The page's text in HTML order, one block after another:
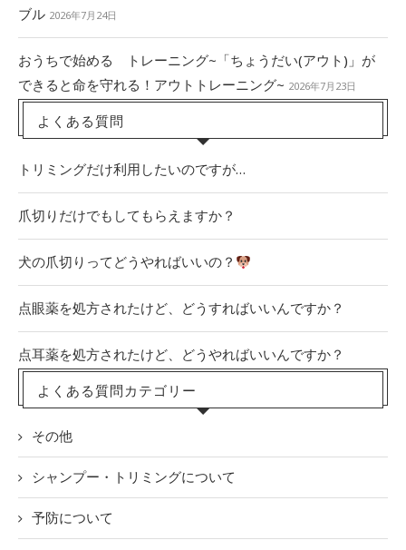
ブル 2026年7月24日
おうちで始める トレーニング~「ちょうだい(アウト)」が
できると命を守れる！アウトトレーニング~ 2026年7月23日
よくある質問
トリミングだけ利用したいのですが…
爪切りだけでもしてもらえますか？
犬の爪切りってどうやればいいの？
点眼薬を処方されたけど、どうすればいいんですか？
点耳薬を処方されたけど、どうやればいいんですか？
よくある質問カテゴリー
その他
シャンプー・トリミングについて
予防について